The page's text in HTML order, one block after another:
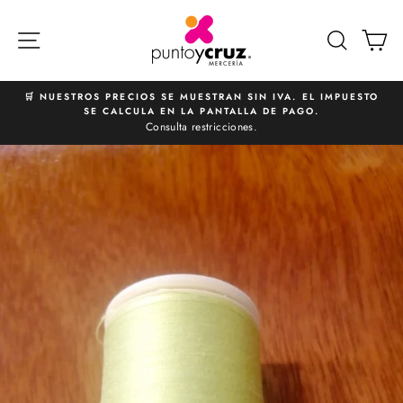
directamente
diapositivas
🛒 NUESTROS PRECIOS SE MUESTRAN SIN IVA. EL IMPUESTO
SE CALCULA EN LA PANTALLA DE PAGO.
Consulta restricciones.